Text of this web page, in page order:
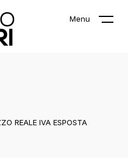
Menu
REALE IVA ESPOSTA